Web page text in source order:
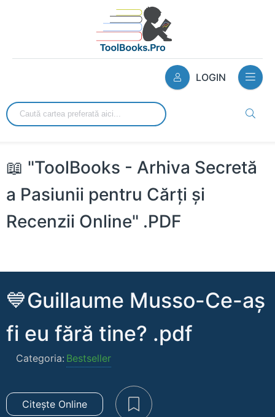
LOGIN
📖 "ToolBooks - Arhiva Secretă
a Pasiunii pentru Cărți și
Recenzii Online" .PDF
💙Guillaume Musso-Ce-aș
fi eu fără tine? .pdf
Categoria: Bestseller
Citește Online